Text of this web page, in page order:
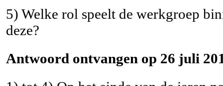
5) Welke rol speelt de werkgroep
deze?
Antwoord ontvangen op 26 juli